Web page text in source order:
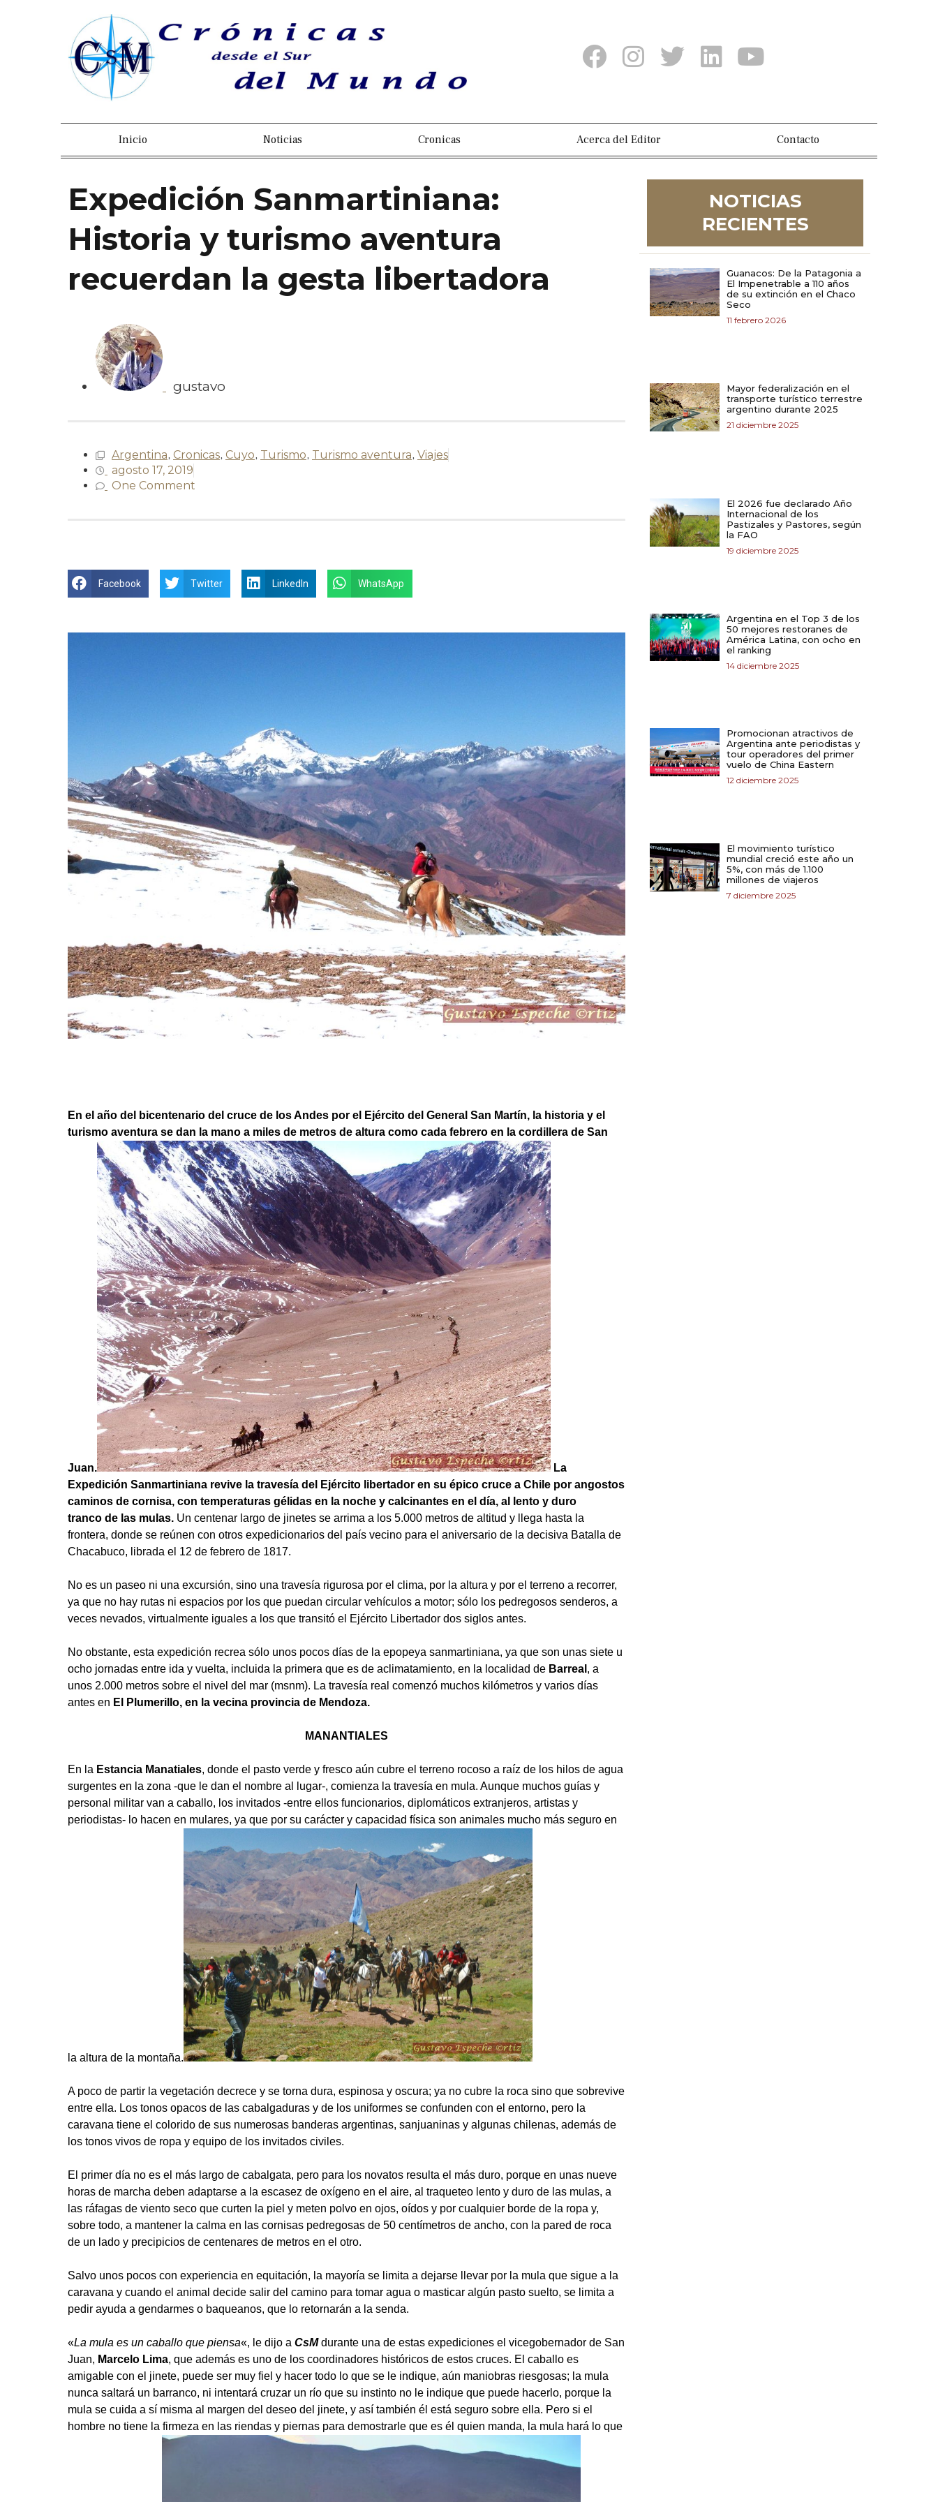
Inicio Noticias Cronicas Acerca del Editor Contacto
Expedición Sanmartiniana:
Historia y turismo aventura
recuerdan la gesta libertadora
gustavo
Argentina, Cronicas, Cuyo, Turismo, Turismo aventura, Viajes
agosto 17, 2019
One Comment
Facebook Twitter LinkedIn WhatsApp
En el año del bicentenario del cruce de los Andes por el Ejército del General San Martín, la historia y el
turismo aventura se dan la mano a miles de metros de altura como cada febrero en la cordillera de San
Juan.
La
Expedición Sanmartiniana revive la travesía del Ejército libertador en su épico cruce a Chile por angostos
caminos de cornisa, con temperaturas gélidas en la noche y calcinantes en el día, al lento y duro
tranco de las mulas. Un centenar largo de jinetes se arrima a los 5.000 metros de altitud y llega hasta la
frontera, donde se reúnen con otros expedicionarios del país vecino para el aniversario de la decisiva Batalla de
Chacabuco, librada el 12 de febrero de 1817.
No es un paseo ni una excursión, sino una travesía rigurosa por el clima, por la altura y por el terreno a recorrer,
ya que no hay rutas ni espacios por los que puedan circular vehículos a motor; sólo los pedregosos senderos, a
veces nevados, virtualmente iguales a los que transitó el Ejército Libertador dos siglos antes.
No obstante, esta expedición recrea sólo unos pocos días de la epopeya sanmartiniana, ya que son unas siete u
ocho jornadas entre ida y vuelta, incluida la primera que es de aclimatamiento, en la localidad de Barreal , a
unos 2.000 metros sobre el nivel del mar (msnm). La travesía real comenzó muchos kilómetros y varios días
antes en El Plumerillo, en la vecina provincia de Mendoza.
MANANTIALES
En la Estancia Manatiales, donde el pasto verde y fresco aún cubre el terreno rocoso a raíz de los hilos de agua
surgentes en la zona -que le dan el nombre al lugar-, comienza la travesía en mula. Aunque muchos guías y
personal militar van a caballo, los invitados -entre ellos funcionarios, diplomáticos extranjeros, artistas y
periodistas- lo hacen en mulares, ya que por su carácter y capacidad física son animales mucho más seguro en
la altura de la montaña.
A poco de partir la vegetación decrece y se torna dura, espinosa y oscura; ya no cubre la roca sino que sobrevive
entre ella. Los tonos opacos de las cabalgaduras y de los uniformes se confunden con el entorno, pero la
caravana tiene el colorido de sus numerosas banderas argentinas, sanjuaninas y algunas chilenas, además de
los tonos vivos de ropa y equipo de los invitados civiles.
El primer día no es el más largo de cabalgata, pero para los novatos resulta el más duro, porque en unas nueve
horas de marcha deben adaptarse a la escasez de oxígeno en el aire, al traqueteo lento y duro de las mulas, a
las ráfagas de viento seco que curten la piel y meten polvo en ojos, oídos y por cualquier borde de la ropa y,
sobre todo, a mantener la calma en las cornisas pedregosas de 50 centímetros de ancho, con la pared de roca
de un lado y precipicios de centenares de metros en el otro.
Salvo unos pocos con experiencia en equitación, la mayoría se limita a dejarse llevar por la mula que sigue a la
caravana y cuando el animal decide salir del camino para tomar agua o masticar algún pasto suelto, se limita a
pedir ayuda a gendarmes o baqueanos, que lo retornarán a la senda.
«La mula es un caballo que piensa«, le dijo a CsMdurante una de estas expediciones el vicegobernador de San
Juan, Marcelo Lima, que además es uno de los coordinadores históricos de estos cruces. El caballo es
amigable con el jinete, puede ser muy fiel y hacer todo lo que se le indique, aún maniobras riesgosas; la mula
nunca saltará un barranco, ni intentará cruzar un río que su instinto no le indique que puede hacerlo, porque la
mula se cuida a sí misma al margen del deseo del jinete, y así también él está seguro sobre ella. Pero si el
hombre no tiene la firmeza en las riendas y piernas para demostrarle que es él quien manda, la mula hará lo que
NOTICIAS
RECIENTES
Guanacos: De la Patagonia a
El Impenetrable a 110 años
de su extinción en el Chaco
Seco
11 febrero 2026
Mayor federalización en el
transporte turístico terrestre
argentino durante 2025
21 diciembre 2025
El 2026 fue declarado Año
Internacional de los
Pastizales y Pastores, según
la FAO
19 diciembre 2025
Argentina en el Top 3 de los
50 mejores restoranes de
América Latina, con ocho en
el ranking
14 diciembre 2025
Promocionan atractivos de
Argentina ante periodistas y
tour operadores del primer
vuelo de China Eastern
12 diciembre 2025
El movimiento turístico
mundial creció este año un
5%, con más de 1.100
millones de viajeros
7 diciembre 2025